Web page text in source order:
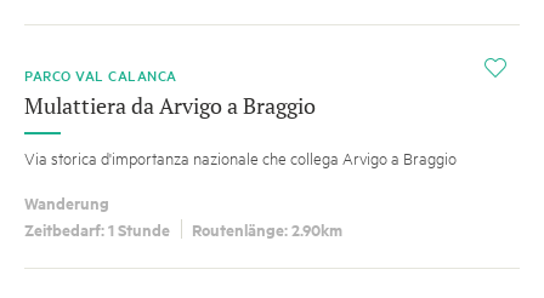
i
PARCO VAL CALANCA
Mulattiera da Arvigo a Braggio
Via storica d'importanza nazionale che collega Arvigo a Braggio
Wanderung
Zeitbedarf: 1 Stunde
Routenlänge: 2.90km